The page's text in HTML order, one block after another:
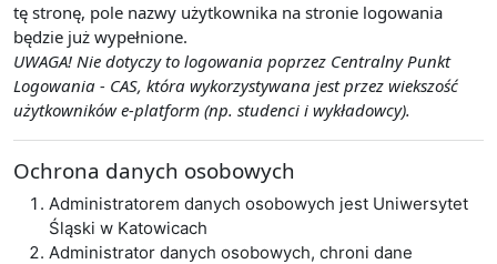
tę stronę, pole nazwy użytkownika na stronie logowania
będzie już wypełnione.
UWAGA! Nie dotyczy to logowania poprzez Centralny Punkt
Logowania - CAS, która wykorzystywana jest przez wiekszość
użytkowników e-platform (np. studenci i wykładowcy).
Ochrona danych osobowych
Administratorem danych osobowych jest Uniwersytet
Śląski w Katowicach
Administrator danych osobowych, chroni dane